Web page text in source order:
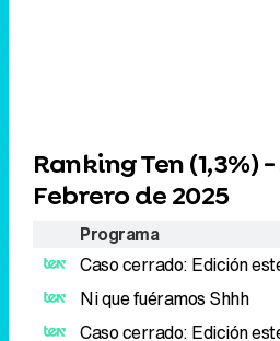
Ranking Ten (1,3%) -
Febrero de 2025
Programa
Caso cerrado: Edición
Ni que fuéramos Shhh
Caso cerrado: Edición